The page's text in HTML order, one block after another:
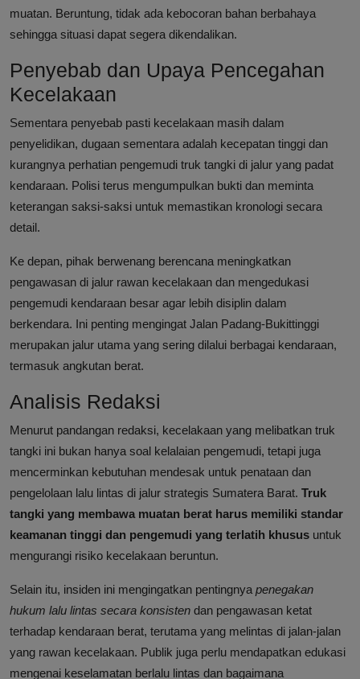
muatan. Beruntung, tidak ada kebocoran bahan berbahaya
sehingga situasi dapat segera dikendalikan.
Penyebab dan Upaya Pencegahan
Kecelakaan
Sementara penyebab pasti kecelakaan masih dalam
penyelidikan, dugaan sementara adalah kecepatan tinggi dan
kurangnya perhatian pengemudi truk tangki di jalur yang padat
kendaraan. Polisi terus mengumpulkan bukti dan meminta
keterangan saksi-saksi untuk memastikan kronologi secara
detail.
Ke depan, pihak berwenang berencana meningkatkan
pengawasan di jalur rawan kecelakaan dan mengedukasi
pengemudi kendaraan besar agar lebih disiplin dalam
berkendara. Ini penting mengingat Jalan Padang-Bukittinggi
merupakan jalur utama yang sering dilalui berbagai kendaraan,
termasuk angkutan berat.
Analisis Redaksi
Menurut pandangan redaksi, kecelakaan yang melibatkan truk
tangki ini bukan hanya soal kelalaian pengemudi, tetapi juga
mencerminkan kebutuhan mendesak untuk penataan dan
pengelolaan lalu lintas di jalur strategis Sumatera Barat. Truk
tangki yang membawa muatan berat harus memiliki standar
keamanan tinggi dan pengemudi yang terlatih khusus untuk
mengurangi risiko kecelakaan beruntun.
Selain itu, insiden ini mengingatkan pentingnya penegakan
hukum lalu lintas secara konsisten dan pengawasan ketat
terhadap kendaraan berat, terutama yang melintas di jalan-jalan
yang rawan kecelakaan. Publik juga perlu mendapatkan edukasi
mengenai keselamatan berlalu lintas dan bagaimana